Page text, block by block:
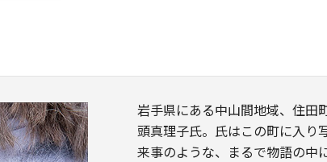
岩手県にある中山間地域、住田
頭真理子氏。氏はこの町に入り
来事のような、まるで物語の中